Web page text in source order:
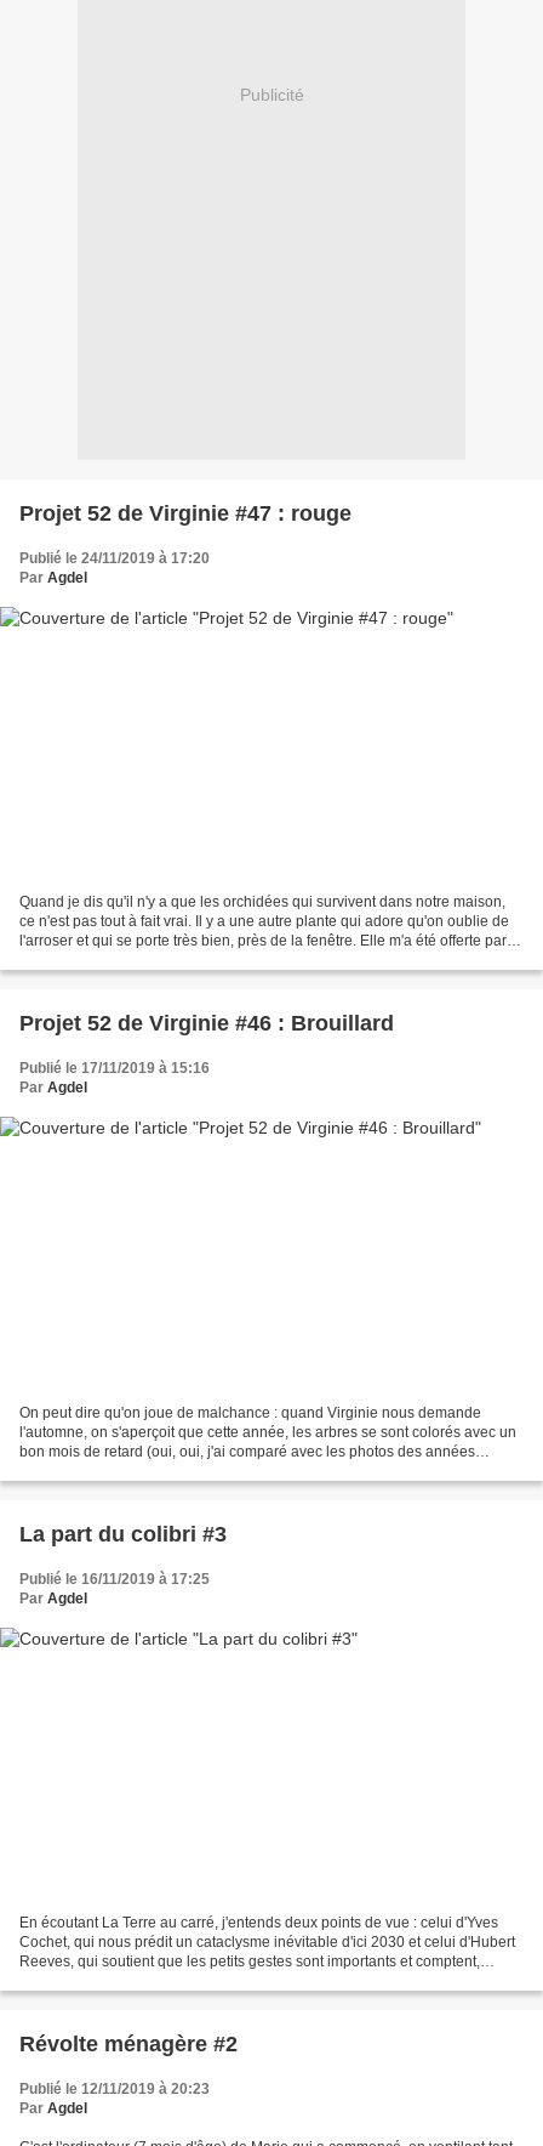
Publicité
Projet 52 de Virginie #47 : rouge
Publié le 24/11/2019 à 17:20
Par Agdel
Quand je dis qu'il n'y a que les orchidées qui survivent dans notre maison,
ce n'est pas tout à fait vrai. Il y a une autre plante qui adore qu'on oublie de
l'arroser et qui se porte très bien, près de la fenêtre. Elle m'a été offerte par
Projet 52 de Virginie #46 : Brouillard
Publié le 17/11/2019 à 15:16
Par Agdel
On peut dire qu'on joue de malchance : quand Virginie nous demande
l'automne, on s'aperçoit que cette année, les arbres se sont colorés avec un
bon mois de retard (oui, oui, j'ai comparé avec les photos des années
La part du colibri #3
Publié le 16/11/2019 à 17:25
Par Agdel
En écoutant La Terre au carré, j'entends deux points de vue : celui d'Yves
Cochet, qui nous prédit un cataclysme inévitable d'ici 2030 et celui d'Hubert
Reeves, qui soutient que les petits gestes sont importants et comptent,
Révolte ménagère #2
Publié le 12/11/2019 à 20:23
Par Agdel